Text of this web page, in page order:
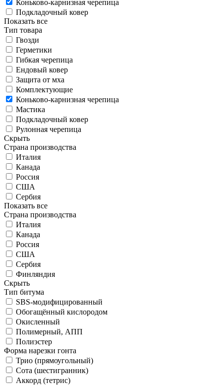
Коньково-карнизная черепица
Подкладочный ковер
Показать все
Тип товара
Гвозди
Герметики
Гибкая черепица
Ендовый ковер
Защита от мха
Комплектующие
Коньково-карнизная черепица
Мастика
Подкладочный ковер
Рулонная черепица
Скрыть
Страна производства
Италия
Канада
Россия
США
Сербия
Показать все
Страна производства
Италия
Канада
Россия
США
Сербия
Финляндия
Скрыть
Тип битума
SBS-модифицированный
Обогащённый кислородом
Окисленный
Полимерный, АПП
Полиэстер
Форма нарезки гонта
Трио (прямоугольный)
Сота (шестигранник)
Аккорд (тетрис)